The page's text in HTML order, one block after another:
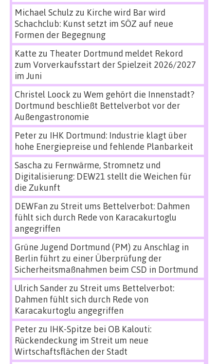
Michael Schulz zu Kirche wird Bar wird
Schachclub: Kunst setzt im SÖZ auf neue
Formen der Begegnung
Katte zu Theater Dortmund meldet Rekord
zum Vorverkaufsstart der Spielzeit 2026/2027
im Juni
Christel Loock zu Wem gehört die Innenstadt?
Dortmund beschließt Bettelverbot vor der
Außengastronomie
Peterzu IHK Dortmund: Industrie klagt über
hohe Energiepreise und fehlende Planbarkeit
Sascha zu Fernwärme, Stromnetz und
Digitalisierung: DEW21 stellt die Weichen für
die Zukunft
DEWFan zu Streit ums Bettelverbot: Dahmen
fühlt sich durch Rede von Karacakurtoglu
angegriffen
Grüne Jugend Dortmund (PM) zu Anschlag in
Berlin führt zu einer Überprüfung der
Sicherheitsmaßnahmen beim CSD in Dortmund
Ulrich Sanderzu Streit ums Bettelverbot:
Dahmen fühlt sich durch Rede von
Karacakurtoglu angegriffen
Peterzu IHK-Spitze bei OB Kalouti:
Rückendeckung im Streit um neue
Wirtschaftsflächen der Stadt